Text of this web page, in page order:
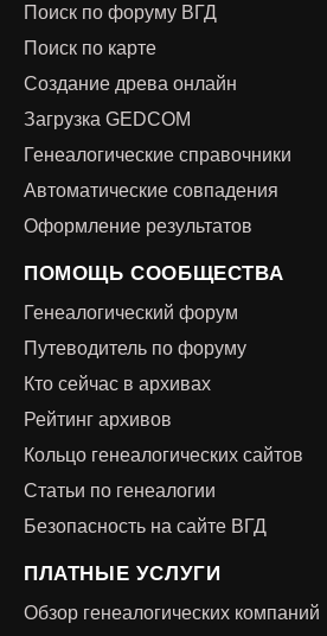
Поиск по форуму ВГД
Поиск по карте
Создание древа онлайн
Загрузка GEDCOM
Генеалогические справочники
Автоматические совпадения
Оформление результатов
ПОМОЩЬ СООБЩЕСТВА
Генеалогический форум
Путеводитель по форуму
Кто сейчас в архивах
Рейтинг архивов
Кольцо генеалогических сайтов
Статьи по генеалогии
Безопасность на сайте ВГД
ПЛАТНЫЕ УСЛУГИ
Обзор генеалогических компаний